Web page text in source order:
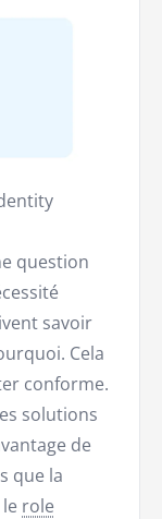
question
savoir
Cela
conforme.
solutions
de
que la
role